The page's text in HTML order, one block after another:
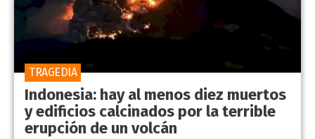
Indonesia: hay al menos diez muertos
y edificios calcinados por la terrible
erupción de un volcán
TRAGEDIA